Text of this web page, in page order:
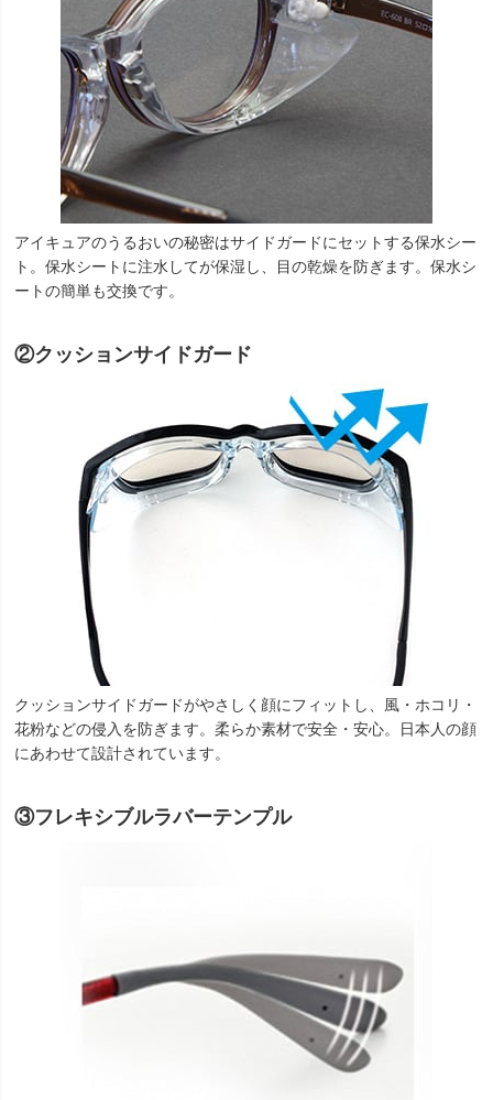
アイキュアのうるおいの秘密はサイドガードにセットする保水シー
ト。保水シートに注水してが保湿し、目の乾燥を防ぎます。保水シ
ートの簡単も交換です。
②クッションサイドガード
クッションサイドガードがやさしく顔にフィットし、風・ホコリ・
花粉などの侵入を防ぎます。柔らか素材で安全・安心。日本人の顔
にあわせて設計されています。
③フレキシブルラバーテンプル